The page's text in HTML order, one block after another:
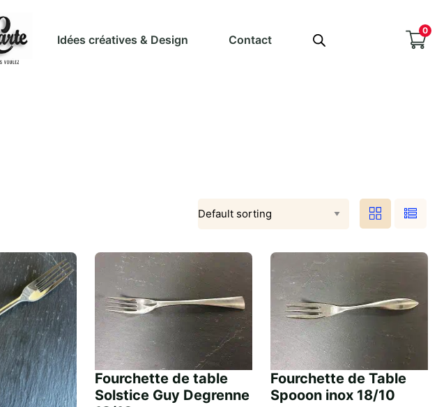
Idées créatives & Design Contact
0
Fourchette de table
Solstice Guy Degrenne
Fourchette de Table
Spooon inox 18/10